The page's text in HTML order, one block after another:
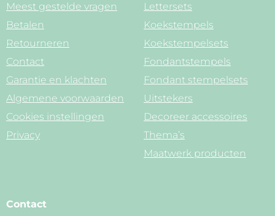
Meest gestelde vragen
Betalen
Retourneren
Contact
Garantie en klachten
Algemene voorwaarden
Cookies instellingen
Privacy
Lettersets
Koekstempels
Koekstempelsets
Fondantstempels
Fondant stempelsets
Uitstekers
Decoreer accessoires
Thema’s
Maatwerk producten
Contact